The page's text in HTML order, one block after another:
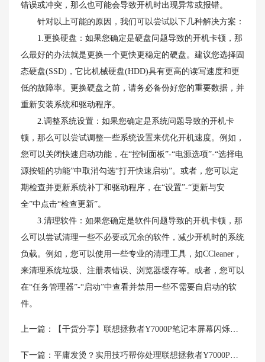
错误或冲突，那么也可能会导致开机时出现异常或报错。
针对以上可能的原因，我们可以尝试以下几种解决方案：
1.更换硬盘：如果您确定是硬盘问题导致的开机卡顿，那
么最好的办法就是更换一个更快更稳定的硬盘。建议您选择固
态硬盘(SSD)，它比机械硬盘(HDD)具有更高的读写速度和更
低的故障率。更换硬盘之前，请务必备份好您的重要数据，并
重新安装系统和驱动程序。
2.调整系统设置：如果您确定是系统问题导致的开机卡
顿，那么可以尝试调整一些系统设置来优化开机速度。例如，
您可以关闭快速启动功能，在“控制面板”-“电源选项”-“选择电
源按钮的功能”中取消勾选“打开快速启动”。或者，您可以定
期检查并更新系统补丁和驱动程序，在“设置”-“更新与安
全”中点击“检查更新”。
3.清理软件：如果您确定是软件问题导致的开机卡顿，那
么可以尝试清理一些不必要或冗余的软件，减少开机时的系统
负载。例如，您可以使用一些专业的清理工具，如CCleaner，
来清理系统垃圾、注册表错误、浏览器缓存等。或者，您可以
在“任务管理器”-“启动”中查看并禁用一些不需要自启动的软
件。
上一篇： 【干货分享】联想拯救者Y7000P笔记本屏幕闪烁问题的解决方案
下一篇： 平庸发烫？实用技巧帮你处理联想拯救者Y7000P笔记本发烫问题！